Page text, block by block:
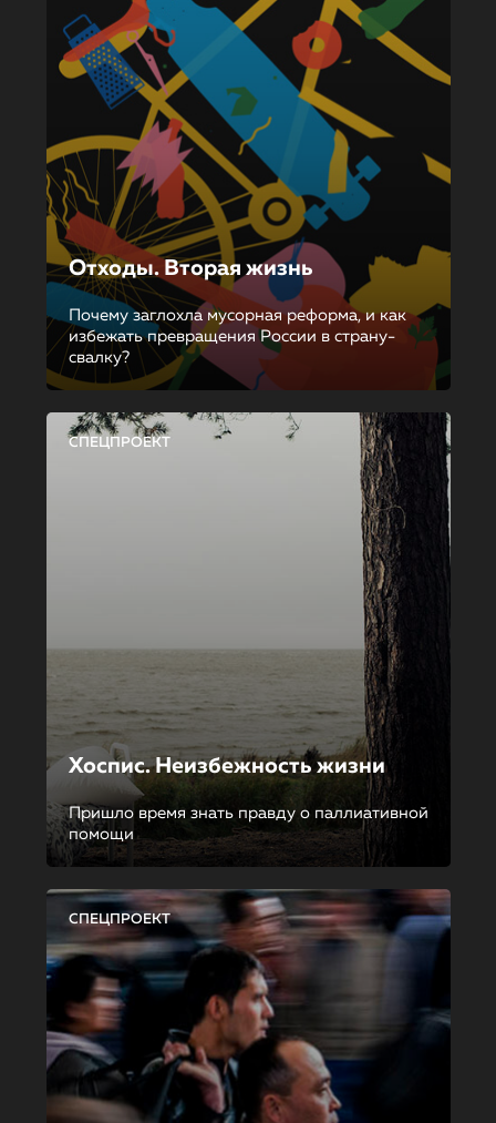
Отходы. Вторая жизнь
Почему заглохла мусорная реформа, и как
избежать превращения России в страну-
свалку?
СПЕЦПРОЕКТ
Хоспис. Неизбежность жизни
Пришло время знать правду о паллиативной
помощи
СПЕЦПРОЕКТ